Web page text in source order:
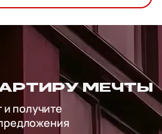
МЕЧТЫ
и получите